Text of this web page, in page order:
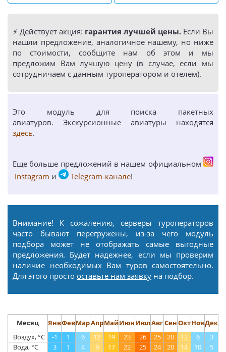
⚡️ Действует акция: гарантия лучшей цены. Если Вы
нашли предложение, аналогичное нашему, но ниже
по стоимости, сообщите нам об этом и мы
предложим Вам лучшую цену (в случае, если мы
сотрудничаем с данным туроператором и отелем).
Это модуль для поиска пакетных
авиатуров. Экскурсионные авиатуры находятся
здесь.
Еще больше предложений в нашем официальном
Instagram и Telegram-канале!
Внимание! К сожалению, серверы туроператоров
часто бывают перегружены, из-за чего модуль
подбора может не отображать самые выгодные
предложения. Будет надежнее, если мы проверим
наличие необходимых Вам туров самостоятельно.
Для этого просто оставьте нам заявку на подбор.
Месяц ЯнвФевМарАпрМайИюнИюлАвгСенОктНояДек
Воздух, °С
-1 1 6 12 19 23 26 25 20 12 6
3
Вода, °С
3 1 4 9 17 22 25 24 20 14 10
5